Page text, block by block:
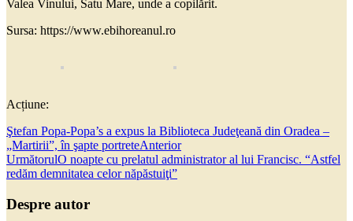
Valea Vinului, Satu Mare, unde a copilărit.
Sursa: https://www.ebihoreanul.ro
Acțiune:
Ştefan Popa-Popa’s a expus la Biblioteca Judeţeană din Oradea –
„Martirii”, în şapte portreteAnterior
UrmătorulO noapte cu prelatul administrator al lui Francisc. “Astfel
redăm demnitatea celor năpăstuiţi”
Despre autor